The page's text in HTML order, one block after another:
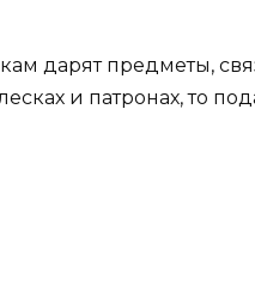
дарят предметы,
и патронах, то